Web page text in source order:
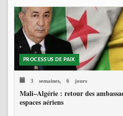
PROCESSUS DE PAIX
3 semaines, 6 jours
Mali–Algérie : retour des
espaces aériens